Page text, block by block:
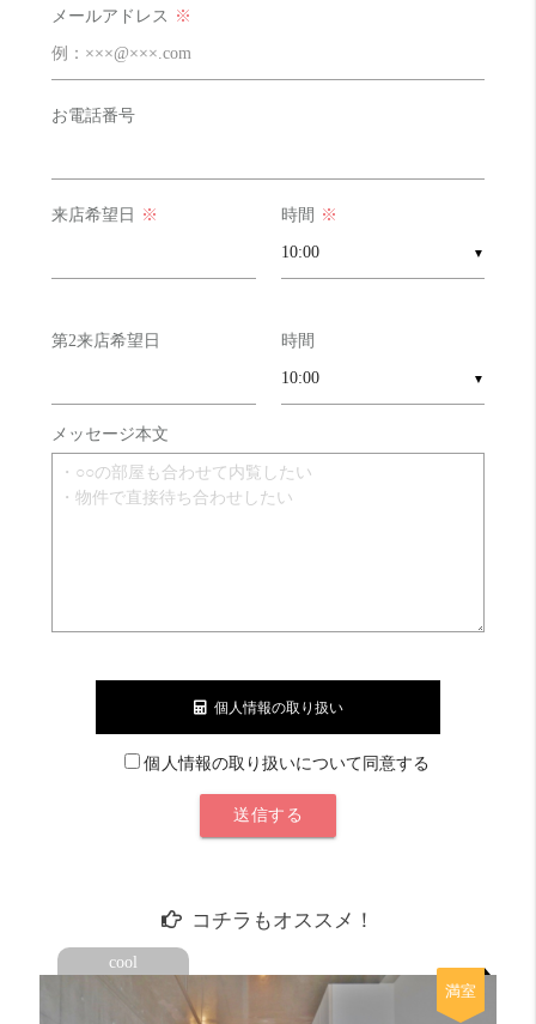
イオンモールあるけど、少し歩くので-1
明るさ
南東向きで２階でも明るかったです！
メールアドレス ※
お電話番号
来店希望日 ※ 時間 ※
▼
第2来店希望日 時間
▼
メッセージ本文
個人情報の取り扱い
個人情報の取り扱いについて同意する
コチラもオススメ！
cool
満室